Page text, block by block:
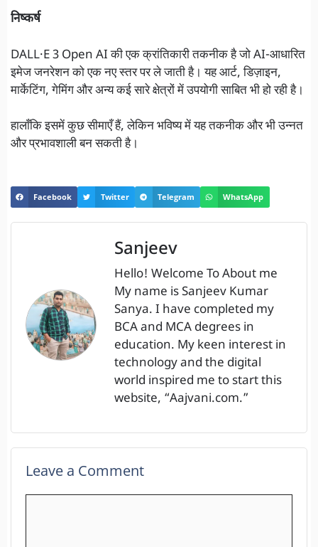
निष्कर्ष
DALL·E 3 Open AI की एक क्रांतिकारी तकनीक है जो AI-आधारित
इमेज जनरेशन को एक नए स्तर पर ले जाती है। यह आर्ट, डिज़ाइन,
मार्केटिंग, गेमिंग और अन्य कई सारे क्षेत्रों में उपयोगी साबित भी हो रही है।
हालाँकि इसमें कुछ सीमाएँ हैं, लेकिन भविष्य में यह तकनीक और भी उन्नत
और प्रभावशाली बन सकती है।
Facebook Twitter Telegram WhatsApp
Sanjeev
Hello! Welcome To About me
My name is Sanjeev Kumar
Sanya. I have completed my
BCA and MCA degrees in
education. My keen interest in
technology and the digital
world inspired me to start this
website, “Aajvani.com.”
Leave a Comment